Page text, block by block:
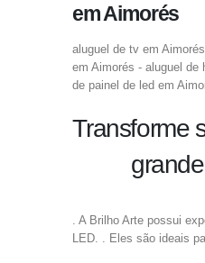
em Aimorés
aluguel de tv em
em Aimorés - aluguel de
de painel de led em
Transforme
. A Brilho Arte possui
LED. . Eles são ideais